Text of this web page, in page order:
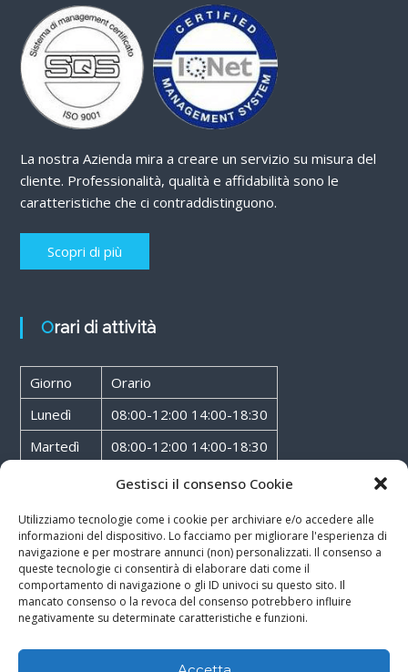
Gestisci il consenso Cookie
Utilizziamo tecnologie come i cookie per archiviare e/o accedere alle
informazioni del dispositivo. Lo facciamo per migliorare l'esperienza di
navigazione e per mostrare annunci (non) personalizzati. Il consenso a
queste tecnologie ci consentirà di elaborare dati come il
comportamento di navigazione o gli ID univoci su questo sito. Il
mancato consenso o la revoca del consenso potrebbero influire
negativamente su determinate caratteristiche e funzioni.
La nostra Azienda mira a creare un servizio su misura del
cliente. Professionalità, qualità e affidabilità sono le
caratteristiche che ci contraddistinguono.
Scopri di più
Orari di attività
Giorno
Orario
Lunedì
08:00-12:00 14:00-18:30
Martedì
08:00-12:00 14:00-18:30
08:00-12:00 14:00-18:30
Giovedì
08:00-12:00 14:00-18:30
Venerdì
08:00-12:00 14:00-18:30
Sabato
08:00-12:00